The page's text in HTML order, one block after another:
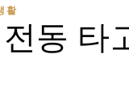
활
동 타